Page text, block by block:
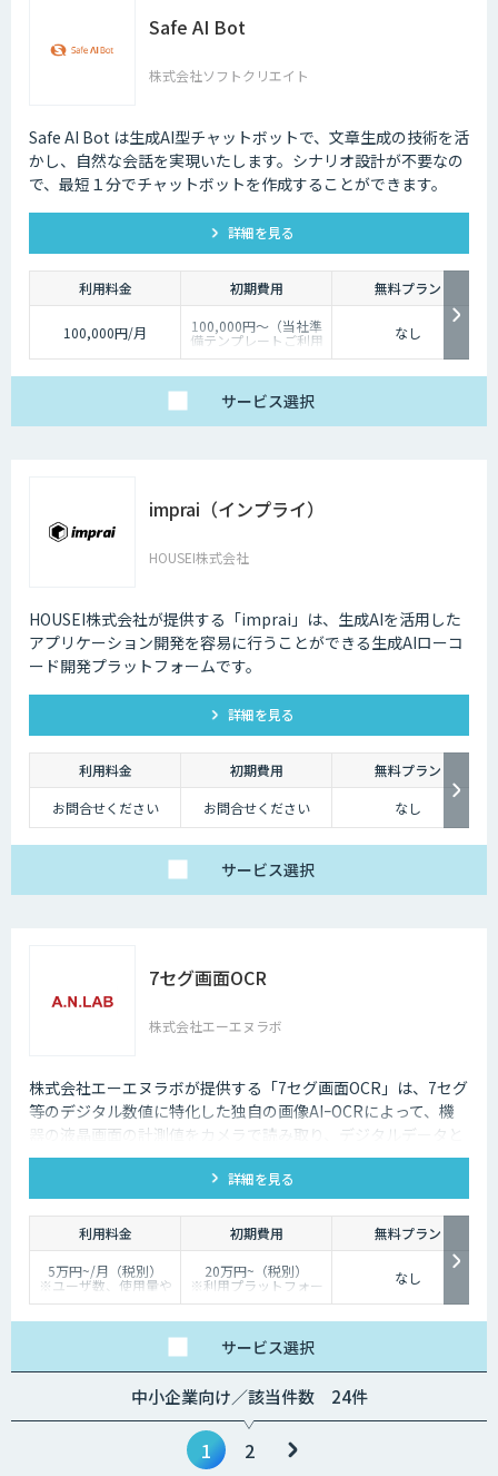
Safe AI Bot
株式会社ソフトクリエイト
Safe AI Bot は生成AI型チャットボットで、文章生成の技術を活
かし、自然な会話を実現いたします。シナリオ設計が不要なの
で、最短１分でチャットボットを作成することができます。
詳細を見る
利用料金 初期費用 無料プラン
100,000円/月 100,000円～（当社準
備テンプレートご利用
の場合）
なし
サービス選択
imprai（インプライ）
HOUSEI株式会社
HOUSEI株式会社が提供する「imprai」は、生成AIを活用した
アプリケーション開発を容易に行うことができる生成AIローコ
ード開発プラットフォームです。
詳細を見る
利用料金 初期費用
無料プラン
お問合せください
お問合せください なし
サービス選択
7セグ画面OCR
株式会社エーエヌラボ
株式会社エーエヌラボが提供する「7セグ画面OCR」は、7セグ
等のデジタル数値に特化した独自の画像AIｰOCRによって、機
器の液晶画面の計測値をカメラで読み取り、デジタルデータと
して記録するサービスです
詳細を見る
利用料金 初期費用
無料プラン
5万円~/月（税別）
※ユーザ数、使用量や
カスタマイズ要望に応
20万円~（税別）
※利用プラットフォー
ムや必要なチューニン
なし
サービス選択
1 2
中小企業向け／該当件数 24件